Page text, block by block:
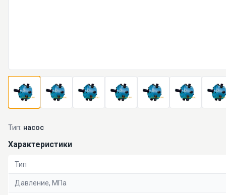
Тип: насос
Характеристики
Тип
Давление, МПа